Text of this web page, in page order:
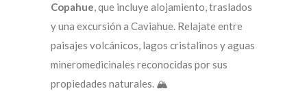
Copahue, que incluye alojamiento, traslados
y una excursión a Caviahue. Relajate entre
paisajes volcánicos, lagos cristalinos y aguas
mineromedicinales reconocidas por sus
propiedades naturales. 🏔️